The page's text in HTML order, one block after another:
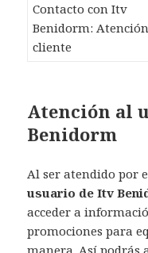
Contacto con Itv
Benidorm:
cliente
Atención al
Benidorm
Al ser atendido por
usuario de Itv
acceder a
promociones para